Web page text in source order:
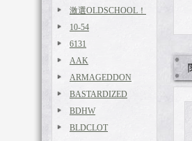
激選OLDSCHOOL！
10-54
6131
AAK
ARMAGEDDON
BASTARDIZED
BDHW
BLDCLOT